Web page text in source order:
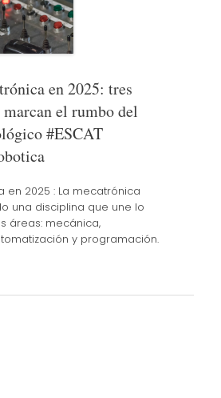
en 2025: tres
marcan el rumbo del
#ESCAT
en 2025 : La mecatrónica
una disciplina que une lo
áreas: mecánica,
y programación.